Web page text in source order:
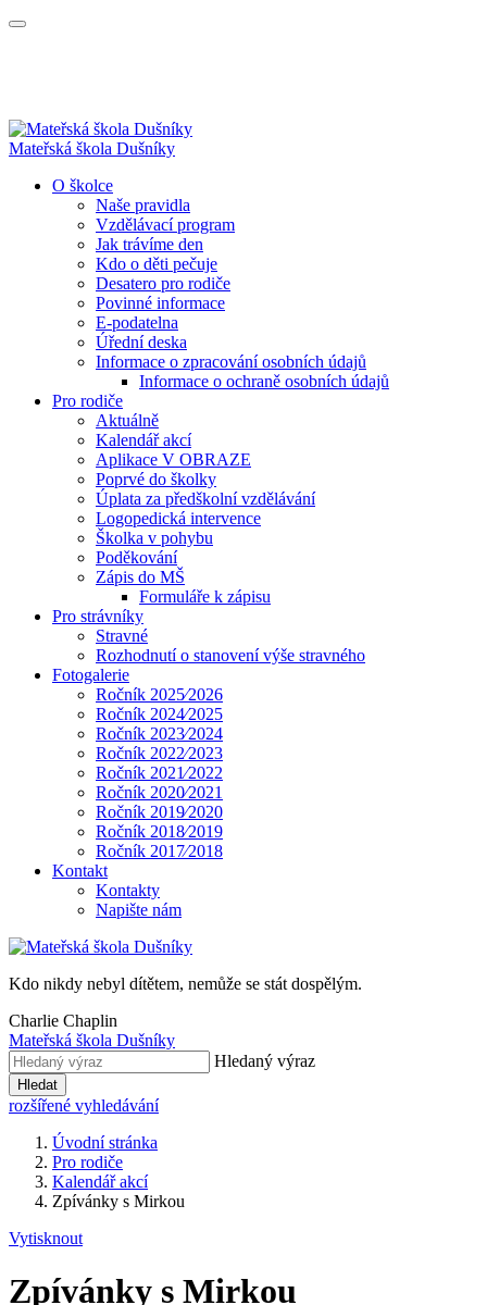
Mateřská škola Dušníky
O školce
Naše pravidla
Vzdělávací program
Jak trávíme den
Kdo o děti pečuje
Desatero pro rodiče
Povinné informace
E-podatelna
Úřední deska
Informace o zpracování osobních údajů
Informace o ochraně osobních údajů
Pro rodiče
Aktuálně
Kalendář akcí
Aplikace V OBRAZE
Poprvé do školky
Úplata za předškolní vzdělávání
Logopedická intervence
Školka v pohybu
Poděkování
Zápis do MŠ
Formuláře k zápisu
Pro strávníky
Stravné
Rozhodnutí o stanovení výše stravného
Fotogalerie
Ročník 2025⁄2026
Ročník 2024⁄2025
Ročník 2023⁄2024
Ročník 2022⁄2023
Ročník 2021⁄2022
Ročník 2020⁄2021
Ročník 2019⁄2020
Ročník 2018⁄2019
Ročník 2017⁄2018
Kontakt
Kontakty
Napište nám
Kdo nikdy nebyl dítětem, nemůže se stát dospělým.
Charlie Chaplin
Mateřská škola Dušníky
Hledaný výraz
Hledat
rozšířené vyhledávání
Úvodní stránka
Pro rodiče
Kalendář akcí
Zpívánky s Mirkou
Vytisknout
Zpívánky s Mirkou